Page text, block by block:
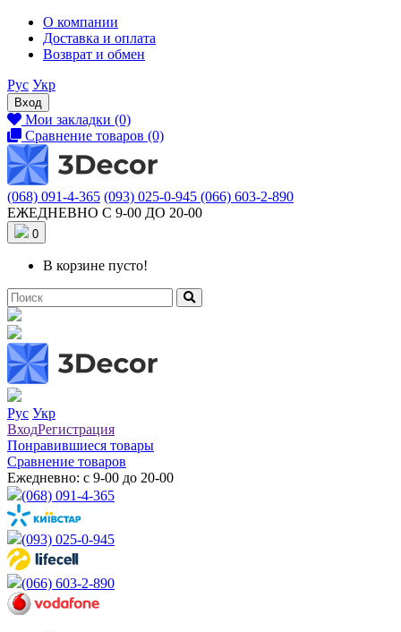
О компании
Доставка и оплата
Возврат и обмен
Рус Укр
Вход
Мои закладки (0)
Сравнение товаров (0)
(068) 091-4-365 (093) 025-0-945 (066) 603-2-890
ЕЖЕДНЕВНО С 9-00 ДО 20-00
0
В корзине пусто!
Рус Укр
ВходРегистрация
Понравившиеся товары
Сравнение товаров
Ежедневно: с 9-00 до 20-00
(068) 091-4-365
(093) 025-0-945
(066) 603-2-890